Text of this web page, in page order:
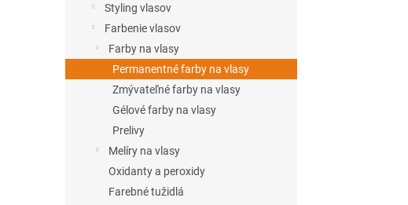
Styling vlasov
Farbenie vlasov
Farby na vlasy
Permanentné farby na vlasy
Zmývateľné farby na vlasy
Gélové farby na vlasy
Prelivy
Melíry na vlasy
Oxidanty a peroxidy
Farebné tužidlá